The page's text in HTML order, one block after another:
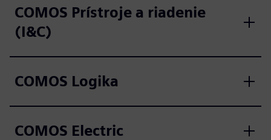
COMOS Prístroje a riadenie
(I&C)
COMOS Logika
COMOS Electric